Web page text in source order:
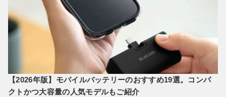
【2026年版】モバイルバッテリーのおすすめ19選。コンパ
クトかつ大容量の人気モデルもご紹介